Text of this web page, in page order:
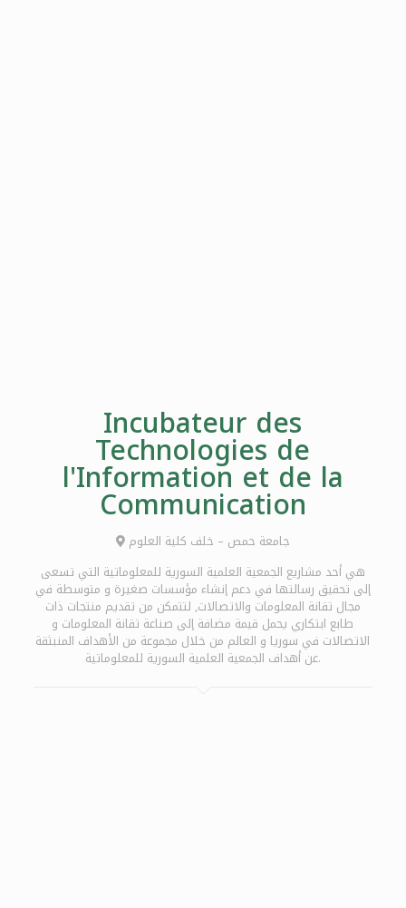
Incubateur des
Technologies de
l'Information et de la
Communication
جامعة حمص – خلف كلية العلوم
هي أحد مشاريع الجمعية العلمية السورية للمعلوماتية التي تسعى
إلى تحقيق رسالتها في دعم إنشاء مؤسسات صغيرة و متوسطة في
مجال تقانة المعلومات والاتصالات, لتتمكن من تقديم منتجات ذات
طابع ابتكاري يحمل قيمة مضافة إلى صناعة تقانة المعلومات و
الاتصالات في سوريا و العالم من خلال مجموعة من الأهداف المنبثقة
عن أهداف الجمعية العلمية السورية للمعلوماتية.